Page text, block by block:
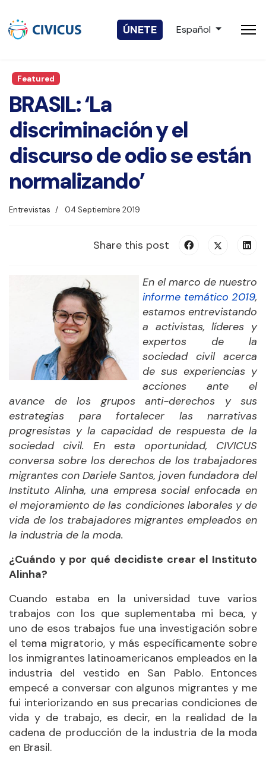
ÚNETE Seleccione su
Español
Featured
BRASIL: ‘La
discriminación y el
discurso de odio se están
normalizando’
Entrevistas 04 Septiembre 2019
Share this post
En el marco de nuestro
informe temático 2019,
estamos entrevistando
a activistas, líderes y
expertos de la
sociedad civil acerca
de sus experiencias y
acciones ante el
avance de los grupos anti-derechos y sus
estrategias para fortalecer las narrativas
progresistas y la capacidad de respuesta de la
sociedad civil. En esta oportunidad, CIVICUS
conversa sobre los derechos de los trabajadores
migrantes con Dariele Santos, joven fundadora del
Instituto Alinha, una empresa social enfocada en
el mejoramiento de las condiciones laborales y de
vida de los trabajadores migrantes empleados en
la industria de la moda.
¿Cuándo y por qué decidiste crear el Instituto
Alinha?
Cuando estaba en la universidad tuve varios
trabajos con los que suplementaba mi beca, y
uno de esos trabajos fue una investigación sobre
el tema migratorio, y más específicamente sobre
los inmigrantes latinoamericanos empleados en la
industria del vestido en San Pablo. Entonces
empecé a conversar con algunos migrantes y me
fui interiorizando en sus precarias condiciones de
vida y de trabajo, es decir, en la realidad de la
cadena de producción de la industria de la moda
en Brasil.